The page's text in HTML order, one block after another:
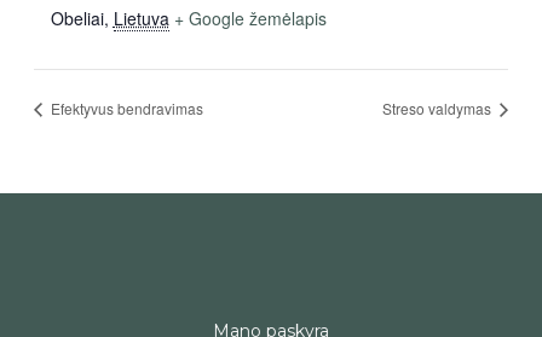
Obeliai, Lietuva + Google žemėlapis
Efektyvus bendravimas Streso valdymas
Mano paskyra